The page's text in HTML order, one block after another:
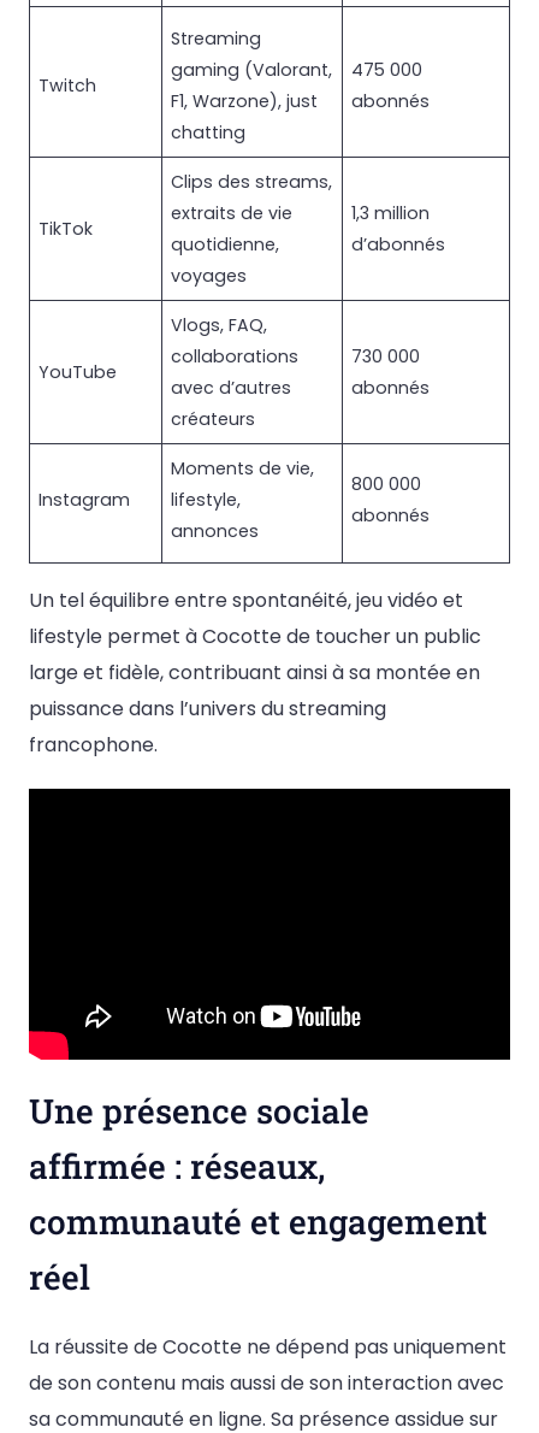
Twitch
Streaming
gaming (Valorant,
F1, Warzone), just
chatting
475 000
abonnés
TikTok
Clips des streams,
extraits de vie
quotidienne,
voyages
1,3 million
d’abonnés
YouTube
Vlogs, FAQ,
collaborations
avec d’autres
créateurs
730 000
abonnés
Instagram
Moments de vie,
lifestyle,
annonces
800 000
abonnés
Un tel équilibre entre spontanéité, jeu vidéo et
lifestyle permet à Cocotte de toucher un public
large et fidèle, contribuant ainsi à sa montée en
puissance dans l’univers du streaming
francophone.
Une présence sociale
affirmée : réseaux,
communauté et engagement
réel
La réussite de Cocotte ne dépend pas uniquement
de son contenu mais aussi de son interaction avec
sa communauté en ligne. Sa présence assidue sur